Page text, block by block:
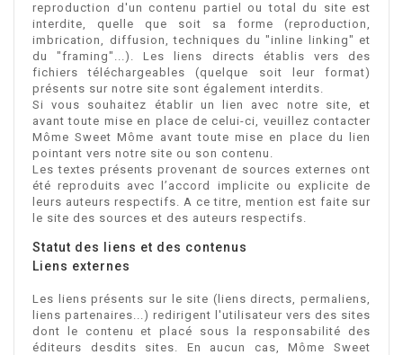
reproduction d'un contenu partiel ou total du site est
interdite, quelle que soit sa forme (reproduction,
imbrication, diffusion, techniques du "inline linking" et
du "framing"...). Les liens directs établis vers des
fichiers téléchargeables (quelque soit leur format)
présents sur notre site sont également interdits.
Si vous souhaitez établir un lien avec notre site, et
avant toute mise en place de celui-ci, veuillez contacter
Môme Sweet Môme avant toute mise en place du lien
pointant vers notre site ou son contenu.
Les textes présents provenant de sources externes ont
été reproduits avec l’accord implicite ou explicite de
leurs auteurs respectifs. A ce titre, mention est faite sur
le site des sources et des auteurs respectifs.
Statut des liens et des contenus
Liens externes
Les liens présents sur le site (liens directs, permaliens,
liens partenaires...) redirigent l'utilisateur vers des sites
dont le contenu et placé sous la responsabilité des
éditeurs desdits sites. En aucun cas, Môme Sweet